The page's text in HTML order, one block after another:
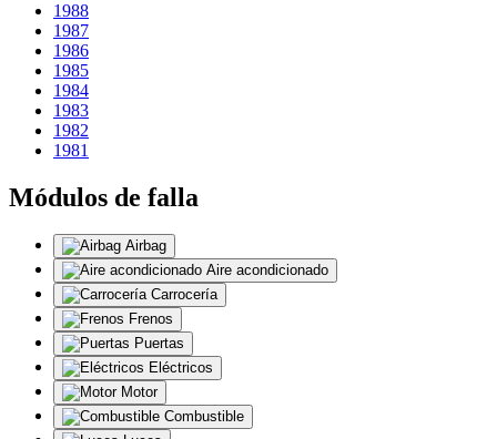
1988
1987
1986
1985
1984
1983
1982
1981
Módulos de falla
Airbag
Aire acondicionado
Carrocería
Frenos
Puertas
Eléctricos
Motor
Combustible